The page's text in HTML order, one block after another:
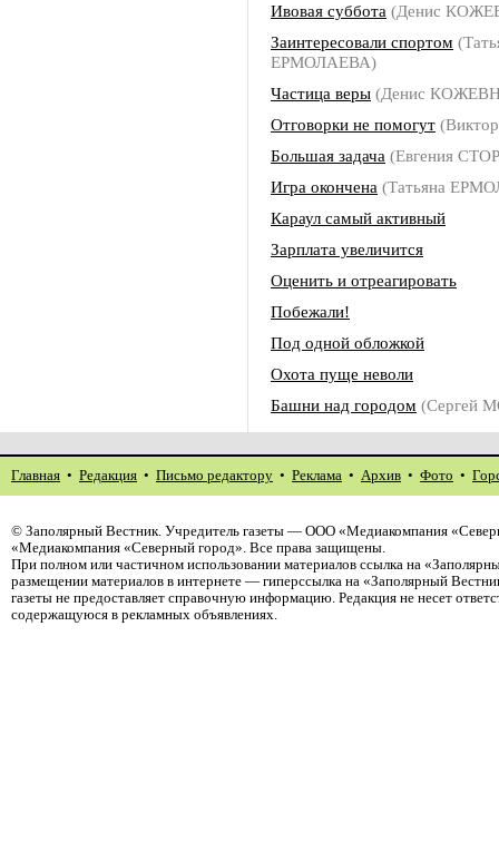
Ивовая суббота (Денис
Заинтересовали спортом
ЕРМОЛАЕВА)
Частица веры (Денис
Отговорки не помогут
Большая задача (Евгения
Игра окончена (Татьяна
Караул самый активный
Зарплата увеличится
Оценить и отреагировать
Побежали!
Под одной обложкой
Охота пуще неволи
Башни над городом (Сергей
Главная • Редакция • Письмо редактору • Реклама • Архив • Фото •
© Заполярный Вестник. Учредитель газеты — ООО «Медиакомпания
«Медиакомпания «Северный город». Все права защищены.
При полном или частичном использовании материалов ссылка на
размещении материалов в интернете — гиперссылка на «Заполярный
газеты не предоставляет справочную информацию. Редакция не несет
содержащуюся в рекламных объявлениях.